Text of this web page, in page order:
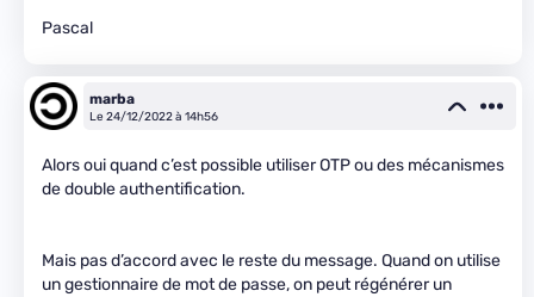
Pascal
marba
Le 24/12/2022 à 14h56
Alors oui quand c’est possible utiliser OTP ou des mécanismes
de double authentification.
Mais pas d’accord avec le reste du message. Quand on utilise
un gestionnaire de mot de passe, on peut régénérer un